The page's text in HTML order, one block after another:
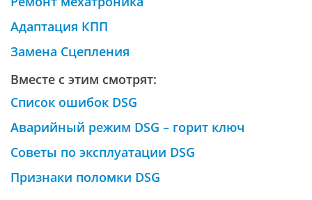
Адаптация КПП
Замена Сцепления
Вместе с этим смотрят:
Список ошибок DSG
Аварийный режим DSG – горит ключ
Советы по эксплуатации DSG
Признаки поломки DSG